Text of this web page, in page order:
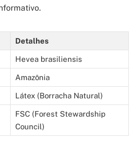
Detalhes
Hevea brasiliensis
Amazônia
Látex (Borracha Natural)
FSC (Forest Stewardship
Council)